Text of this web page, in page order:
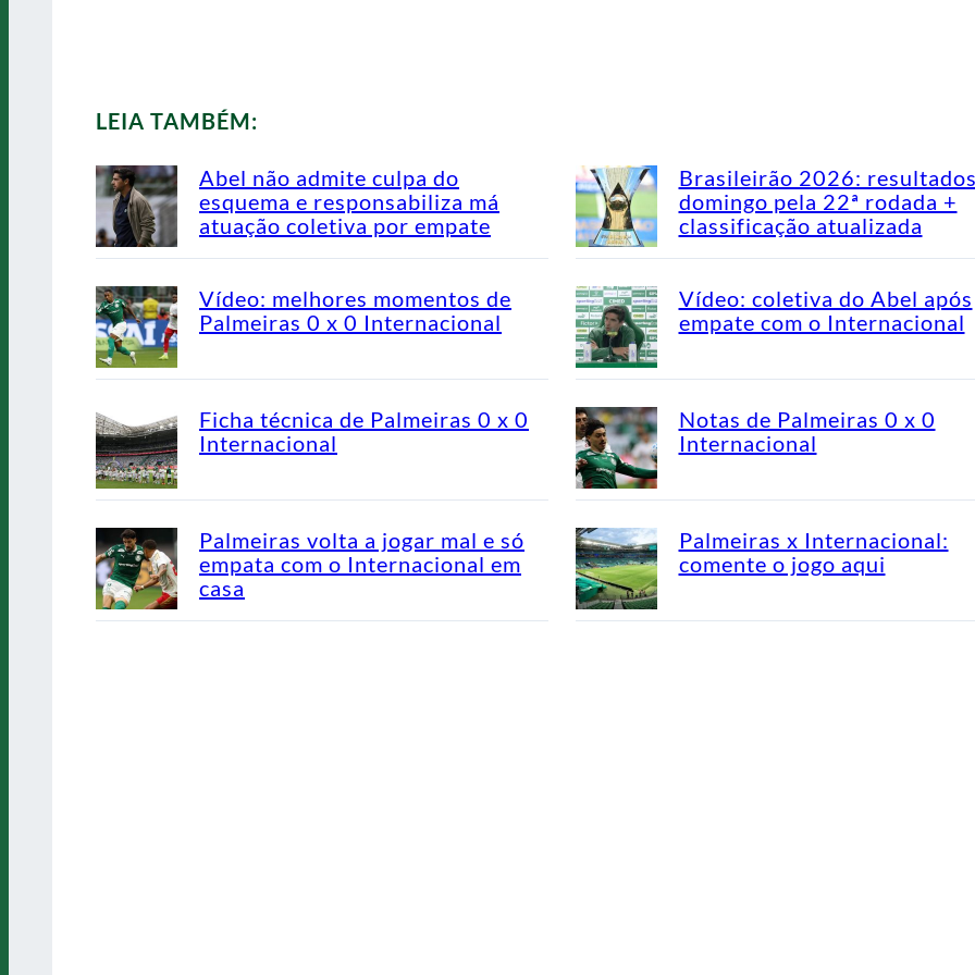
LEIA TAMBÉM:
Abel não admite culpa do
esquema e responsabiliza má
atuação coletiva por empate
Brasileirão 2026:
domingo pela 22ª rodada +
classificação atualizada
Vídeo: melhores momentos de
Palmeiras 0 x 0 Internacional
Vídeo: coletiva do Abel após
empate com o Internacional
Ficha técnica de Palmeiras 0 x 0
Internacional
Notas de Palmeiras 0 x 0
Internacional
Palmeiras volta a jogar mal e só
empata com o Internacional em
casa
Palmeiras x Internacional:
comente o jogo aqui